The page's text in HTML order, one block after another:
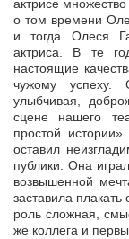
актрисе
о том времени
и тогда Олеся
актриса. В те
настоящие
чужому успеху.
улыбчивая,
сцене нашего
простой
оставил
публики. Она
возвышенной
заставила
роль сложная,
же коллега и